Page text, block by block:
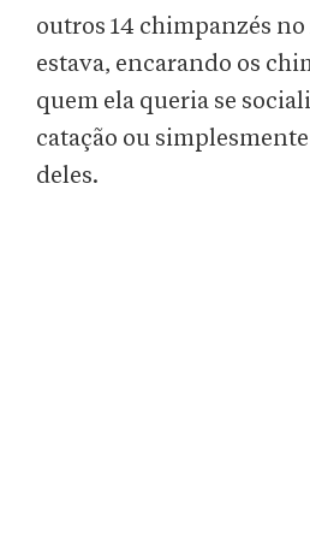
outros 14 chimpanzés
estava, encarando os
quem ela queria se
catação ou
deles.